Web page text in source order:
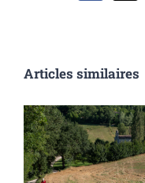
Articles similaires